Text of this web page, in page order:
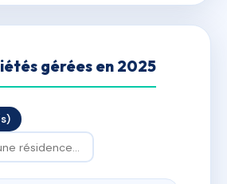
gérées en 2025